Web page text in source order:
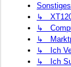
Sonstiges
↳
↳
↳
↳ Ich
↳ Ich